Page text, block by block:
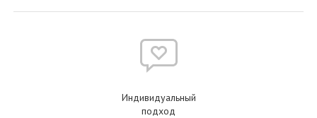
Индивидуальный
подход